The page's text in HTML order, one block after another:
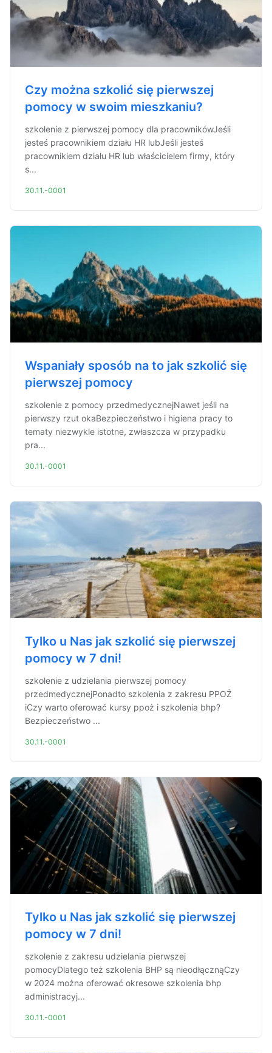
Czy można szkolić się pierwszej
pomocy w swoim mieszkaniu?
szkolenie z pierwszej pomocy dla pracownikówJeśli
jesteś pracownikiem działu HR lubJeśli jesteś
pracownikiem działu HR lub właścicielem firmy, który
s...
30.11.-0001
Wspaniały sposób na to jak szkolić się
pierwszej pomocy
szkolenie z pomocy przedmedycznejNawet jeśli na
pierwszy rzut okaBezpieczeństwo i higiena pracy to
tematy niezwykle istotne, zwłaszcza w przypadku
pra...
30.11.-0001
Tylko u Nas jak szkolić się pierwszej
pomocy w 7 dni!
szkolenie z udzielania pierwszej pomocy
przedmedycznejPonadto szkolenia z zakresu PPOŻ
iCzy warto oferować kursy ppoż i szkolenia bhp?
Bezpieczeństwo ...
30.11.-0001
Tylko u Nas jak szkolić się pierwszej
pomocy w 7 dni!
szkolenie z zakresu udzielania pierwszej
pomocyDlatego też szkolenia BHP są nieodłącznąCzy
w 2024 można oferować okresowe szkolenia bhp
administracyj...
30.11.-0001